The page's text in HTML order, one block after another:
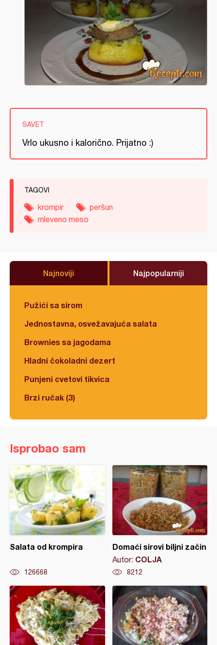
SAVET
Vrlo ukusno i kalorično. Prijatno :)
TAGOVI
krompir
peršun
mleveno meso
Najnoviji Najpopularniji
Pužići sa sirom
Jednostavna, osvežavajuća salata
Brownies sa jagodama
Hladni čokoladni dezert
Punjeni cvetovi tikvica
Brzi ručak (3)
Isprobao sam
Salata od krompira
126668
Domaći sirovi biljni začin
Autor: COLJA
8212